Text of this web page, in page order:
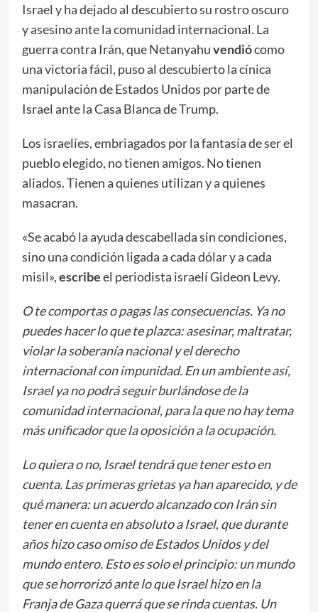
Israel y ha dejado al descubierto su rostro oscuro
y asesino ante la comunidad internacional. La
guerra contra Irán, que Netanyahuvendiócomo
una victoria fácil, puso al descubierto la cínica
manipulación de Estados Unidos por parte de
Israel ante la Casa Blanca de Trump.
Los israelíes, embriagados por la fantasía de ser el
pueblo elegido, no tienen amigos. No tienen
aliados. Tienen a quienes utilizan y a quienes
masacran.
«Se acabó la ayuda descabellada sin condiciones,
sino una condición ligada a cada dólar y a cada
misil»,escribeel periodista israelí Gideon Levy.
O te comportas o pagas las consecuencias. Ya no
puedes hacer lo que te plazca: asesinar, maltratar,
violar la soberanía nacional y el derecho
internacional con impunidad. En un ambiente así,
Israel ya no podrá seguir burlándose de la
comunidad internacional, para la que no hay tema
más unificador que la oposición a la ocupación.
Lo quiera o no, Israel tendrá que tener esto en
cuenta. Las primeras grietas ya han aparecido, y de
qué manera: un acuerdo alcanzado con Irán sin
tener en cuenta en absoluto a Israel, que durante
años hizo caso omiso de Estados Unidos y del
mundo entero. Esto es solo el principio: un mundo
que se horrorizó ante lo que Israel hizo en la
Franja de Gaza querrá que se rinda cuentas. Un